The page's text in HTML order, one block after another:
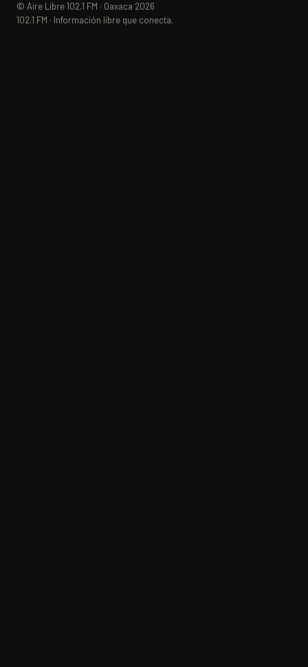
© Aire Libre 102.1 FM · Oaxaca 2026
102.1 FM · Información libre que conecta.